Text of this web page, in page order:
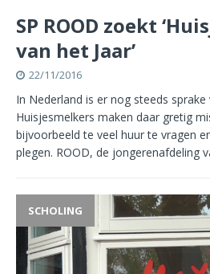
SP ROOD zoekt
van het Jaar’
22/11/2016
In Nederland is er nog steeds
Huisjesmelkers maken daar gretig
bijvoorbeeld te veel huur te vragen
plegen. ROOD, de jongerenafdeling
SCHOLING